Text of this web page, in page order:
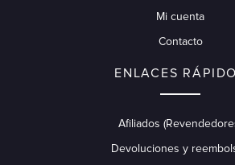
Mi cuenta
Contacto
ENLACES
Afiliados
Devoluciones y